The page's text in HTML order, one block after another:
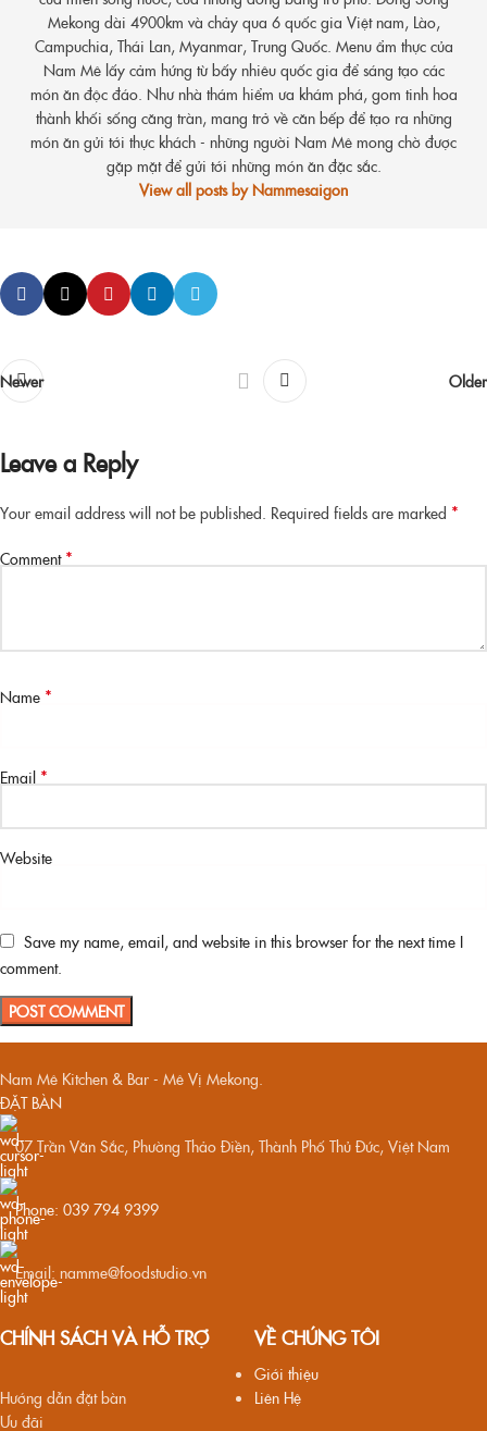
Mekong dài 4900km và chảy qua 6 quốc gia Việt nam, Lào,
Campuchia, Thái Lan, Myanmar, Trung Quốc. Menu ẩm thực của
Nam Mê lấy cảm hứng từ bấy nhiêu quốc gia để sáng tạo các
món ăn độc đáo. Như nhà thám hiểm ưa khám phá, gom tinh hoa
thành khối sống căng tràn, mang trở về căn bếp để tạo ra những
món ăn gửi tới thực khách - những người Nam Mê mong chờ được
gặp mặt để gửi tới những món ăn đặc sắc.
View all posts by Nammesaigon
Newer Older
Leave a Reply
Your email address will not be published. Required fields are marked *
Comment *
Name *
Email *
Website
Save my name, email, and website in this browser for the next time I
comment.
Nam Mê Kitchen & Bar - Mê Vị Mekong.
ĐẶT BÀN
07 Trần Văn Sắc, Phường Thảo Điền, Thành Phố Thủ Đức, Việt Nam
Phone: 039 794 9399
Email: namme@foodstudio.vn
CHÍNH SÁCH VÀ HỖ TRỢ
Hướng dẫn đặt bàn
Ưu đãi
VỀ CHÚNG TÔI
Giới thiệu
Liên Hệ